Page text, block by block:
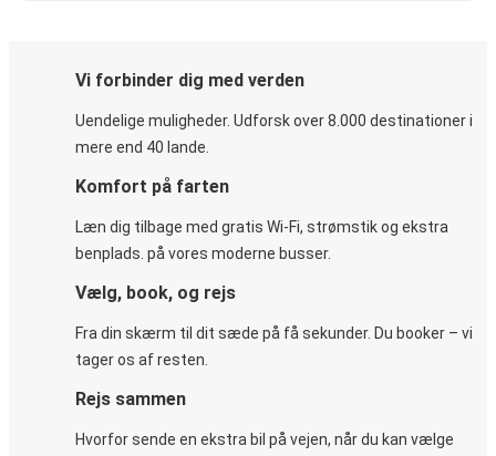
Vi forbinder dig med verden
Uendelige muligheder. Udforsk over 8.000 destinationer i
mere end 40 lande.
Komfort på farten
Læn dig tilbage med gratis Wi-Fi, strømstik og ekstra
benplads. på vores moderne busser.
Vælg, book, og rejs
Fra din skærm til dit sæde på få sekunder. Du booker – vi
tager os af resten.
Rejs sammen
Hvorfor sende en ekstra bil på vejen, når du kan vælge